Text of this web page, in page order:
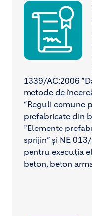
Image
1339/AC:2006
metode de
“Reguli comune
prefabricate din
”Elemente
sprijin” și NE
pentru execuția
beton, beton